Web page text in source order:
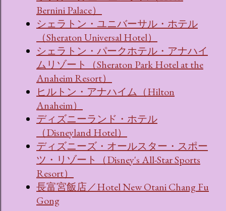
Bernini Palace）
シェラトン・ユニバーサル・ホテル
（Sheraton Universal Hotel）
シェラトン・パークホテル・アナハイ
ムリゾート（Sheraton Park Hotel at the
Anaheim Resort）
ヒルトン・アナハイム（Hilton
Anaheim）
ディズニーランド・ホテル
（Disneyland Hotel）
ディズニーズ・オールスター・スポー
ツ・リゾート（Disney's All-Star Sports
Resort）
長富宮飯店／Hotel New Otani Chang Fu
Gong